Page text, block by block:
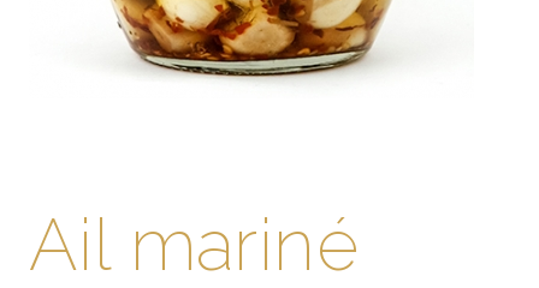
Ail mariné